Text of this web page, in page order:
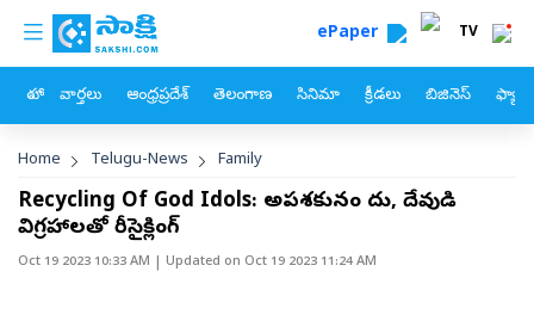
Skip to main content
custom menu ePaper TV
హోం వార్తలు ఆంధ్రప్రదేశ్ తెలంగాణ సినిమా క్రీడలు బిజినెస్
Breadcrumb
Home Telugu-News Family
Recycling Of God Idols: అపశకునం కాదు, దేవుడి
విగ్రహాలతో రీసైక్లింగ్‌
Oct 19 2023 10:33 AM | Updated on Oct 19 2023 11:24 AM